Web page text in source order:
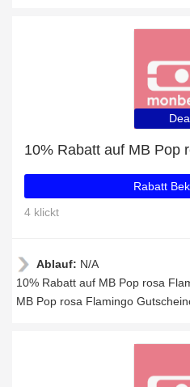
10% Rabatt auf MB Pop
Rabatt
4 klickt
Ablauf: N/A
10% Rabatt auf MB Pop rosa
MB Pop rosa Flamingo